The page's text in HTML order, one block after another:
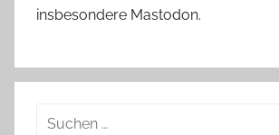
insbesondere Mastodon.
Suchen